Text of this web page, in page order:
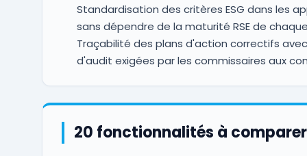
Standardisation des critères ESG dans les
sans dépendre de la maturité RSE de
Traçabilité des plans d'action correctifs
d'audit exigées par les commissaires aux
20 fonctionnalités à comparer